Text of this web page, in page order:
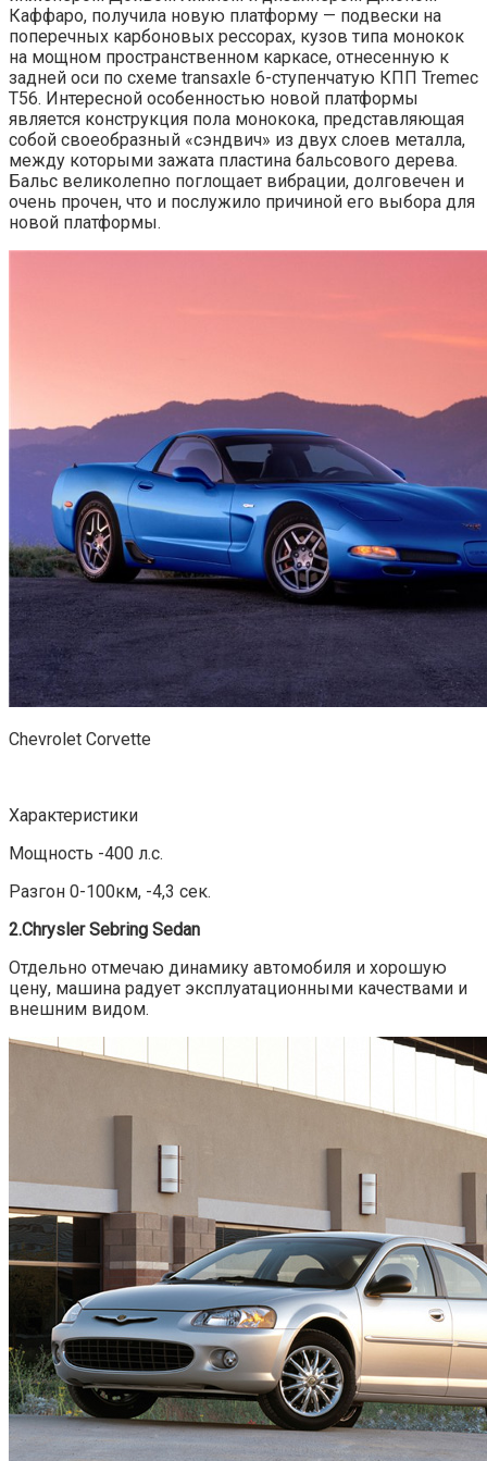
Каффаро, получила новую платформу — подвески на
поперечных карбоновых рессорах, кузов типа монокок
на мощном пространственном каркасе, отнесенную к
задней оси по схеме transaxle 6-ступенчатую КПП Tremec
T56. Интересной особенностью новой платформы
является конструкция пола монокока, представляющая
собой своеобразный «сэндвич» из двух слоев металла,
между которыми зажата пластина бальсового дерева.
Бальс великолепно поглощает вибрации, долговечен и
очень прочен, что и послужило причиной его выбора для
новой платформы.
Chevrolet Corvette
Характеристики
Мощность -400 л.с.
Разгон 0-100км, -4,3 сек.
2.Chrysler Sebring Sedan
Отдельно отмечаю динамику автомобиля и хорошую
цену, машина радует эксплуатационными качествами и
внешним видом.